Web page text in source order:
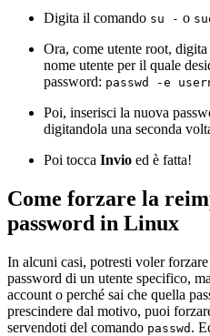
Digita il comando su - o
Ora, come utente root,
nome utente per il quale
password: passwd -e
Poi, inserisci la nuova
digitandola una seconda
Poi tocca Invio ed è fatta!
Come forzare la
password in Linux
In alcuni casi, potresti voler
password di un utente specifico,
account o perché sai che quella
prescindere dal motivo, puoi
servendoti del comando passwd .